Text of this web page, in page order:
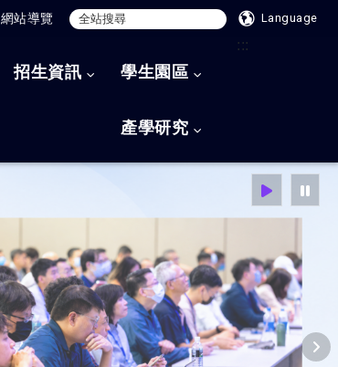
網站導覽 Language
:::
招生資訊 學生園區
產學研究